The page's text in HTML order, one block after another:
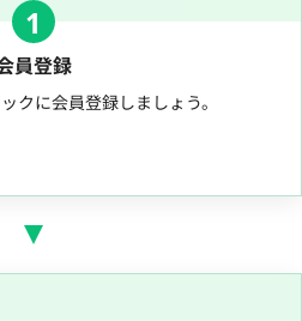
1
員登録
クに会員登録しましょう。